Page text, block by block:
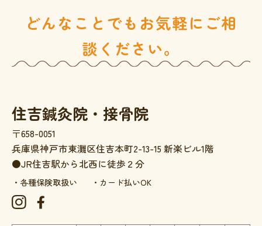
どんなことでもお気軽にご相
談ください。
住吉鍼灸院・接骨院
〒658-0051
兵庫県神戸市東灘区住吉本町2-13-15新楽ビル1階
●JR住吉駅から北西に徒歩２分
・各種保険取扱い ・カード払いOK